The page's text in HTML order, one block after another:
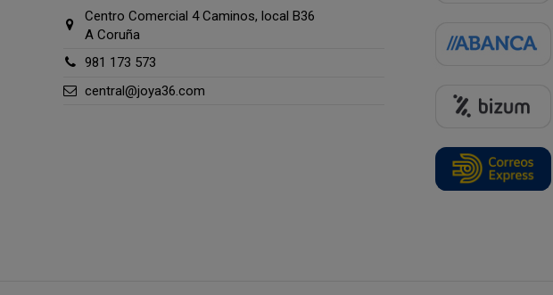
Centro Comercial 4 Caminos, local B36
A Coruña
981 173 573
central@joya36.com